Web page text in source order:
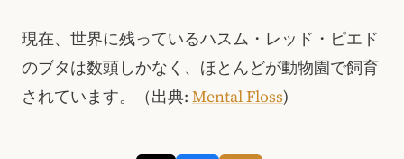
現在、世界に残っているハスム・レッド・ピエド
のブタは数頭しかなく、ほとんどが動物園で飼育
されています。（出典: Mental Floss)